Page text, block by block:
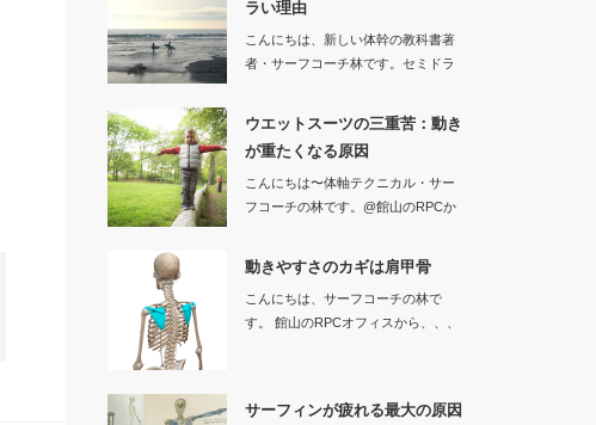
ラい理由
こんにちは、新しい体幹の教科書著
者・サーフコーチ林です。セミドラ
ウエットスーツの三重苦：動き
が重たくなる原因
こんにちは〜体軸テクニカル・サー
フコーチの林です。@館山のRPCか
動きやすさのカギは肩甲骨
こんにちは、サーフコーチの林で
す。 館山のRPCオフィスから、、、
サーフィンが疲れる最大の原因